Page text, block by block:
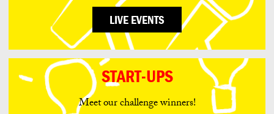
LIVE EVENTS
START-UPS
Meet our challenge winners!